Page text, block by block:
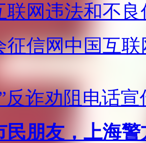
联网违法和不
征信网中国互
反诈劝阻电话宣
民朋友，上海